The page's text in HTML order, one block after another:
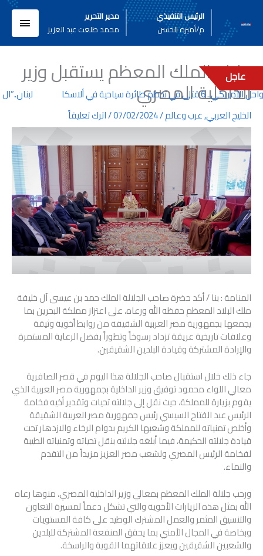
المحتوى
الرئيس التنفيذي
م/أميره الحسن
مدير التحرير
محمد طلعت عبد العزيز
عاجل
طائرة سياحية في ألاسكا
جلالة الملك المعظم يستقبل وزير
الداخلية المصري
الخليج العربي,عرب وعالم/
07/02/2024
/اترك تعليقاً
المنامة : بنا / أكد حضرة صاحب الجلالة الملك حمد بن عيسى آل خليفة
ملك البلاد المعظم حفظه الله ورعاه، على اعتزاز مملكة البحرين بما
يجمعها بجمهورية مصر العربية الشقيقة من روابط أخوية وثيقة
وعلاقات تاريخية عريقة تزداد رسوخاً وتطوراً بفضل الرعاية المستمرة
والإرادة المشتركة وقيادة البلدين الشقيقين.
جاء ذلك خلال استقبال صاحب الجلالة هذا اليوم في قصر الصافرية
معالي اللواء محمود توفيق وزير الداخلية بجمهورية مصر العربية الذي
يقوم بزيارة للمملكة، حيث نقل إلى جلالته تحيات وتقدير أخيه فخامة
الرئيس عبد الفتاح السيسي رئيس جمهورية مصر العربية الشقيقة
وأخلص تمنياته للمملكة وشعبها الكريم بدوام الرخاء والازدهار تحت
قيادة جلالته الحكيمة، فيما أبلغه جلالته بنقل تحياته وتمنياته الطيبة
لفخامة الرئيس المصري ولشعب مصر العزيز مزيداً من التقدم
والنماء.
ورحب جلالة الملك المعظم بمعالي وزير الداخلية المصري، منوها رعاه
الله بمثل هذه الزيارات الأخوية والتي تشكل دعماً لمسيرة التعاون
والتنسيق المثمر والعمل المشترك الوطيد على كافة المستويات
وبخاصة في المجال الأمني بما يحقق المنفعة المشتركة للبلدين
والشعبين الشقيقين ويعزز علاقاتهما القوية والراسخة.